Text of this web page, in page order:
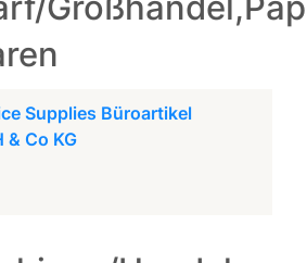
Supplies Büroartikel
& Co KG